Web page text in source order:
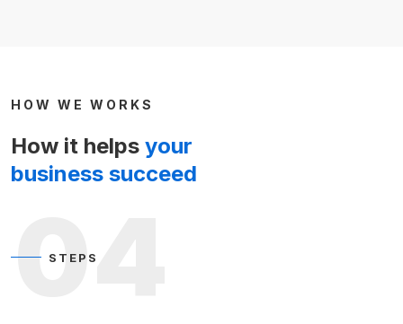
HOW WE WORKS
How it helps your
business succeed
04
STEPS